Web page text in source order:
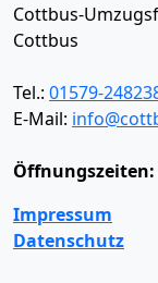
Cottbus-
Cottbus
Tel.: 01579-
E-Mail:
Öffnungszeiten:
Impressum
Datenschutz